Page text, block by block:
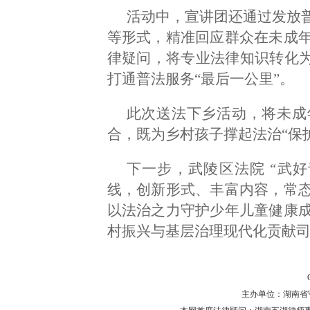
活动中，宣讲团还通过发放
等形式，精准回应群众在未成
律疑问，将专业法律知识转化
打通普法服务“最后一公里”。
此次送法下乡活动，将未
合，既为乡村孩子撑起法治“
下一步，武陵区法院 “武
线，创新形式、丰富内容，常
以法治之力守护少年儿童健康
村振兴与基层治理现代化贡献
主办单位：湖南省